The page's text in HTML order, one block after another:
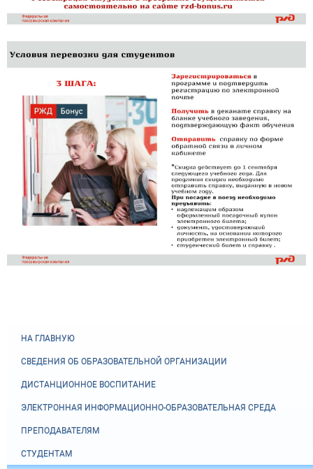
НА ГЛАВНУЮ
СВЕДЕНИЯ ОБ ОБРАЗОВАТЕЛЬНОЙ ОРГАНИЗАЦИИ
ДИСТАНЦИОННОЕ ВОСПИТАНИЕ
ЭЛЕКТРОННАЯ ИНФОРМАЦИОННО-ОБРАЗОВАТЕЛЬНАЯ СРЕДА
ПРЕПОДАВАТЕЛЯМ
СТУДЕНТАМ